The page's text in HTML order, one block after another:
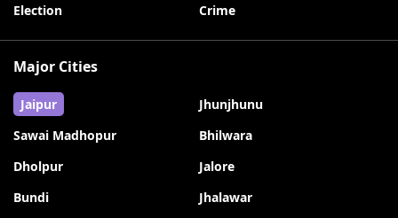
Election
Crime
Major Cities
Jaipur
Jhunjhunu
Sawai Madhopur
Bhilwara
Dholpur
Jalore
Bundi
Jhalawar